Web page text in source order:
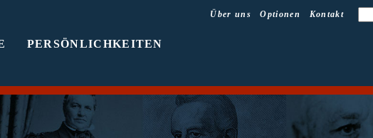
PERSÖNLICHKEITEN
Über uns Optionen Kontakt